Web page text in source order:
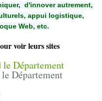
d'innover autrement,
appui logistique,
Web, etc.
voir leurs sites
Département